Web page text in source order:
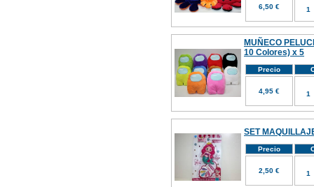
6,50 €
MUÑECO
10 Colores) x 5
Precio
4,95 €
SET
Precio
2,50 €